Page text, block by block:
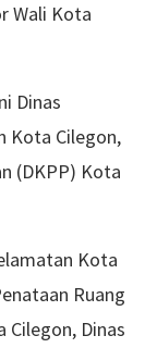
Wali Kota
Dinas
Kota Cilegon,
(DKPP) Kota
Kota
Ruang
Cilegon, Dinas